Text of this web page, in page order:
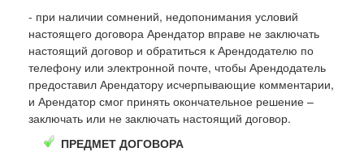
- при наличии сомнений, недопонимания условий
настоящего договора Арендатор вправе не заключать
настоящий договор и обратиться к Арендодателю по
телефону или электронной почте, чтобы Арендодатель
предоставил Арендатору исчерпывающие комментарии,
и Арендатор смог принять окончательное решение –
заключать или не заключать настоящий договор.
ПРЕДМЕТ ДОГОВОРА